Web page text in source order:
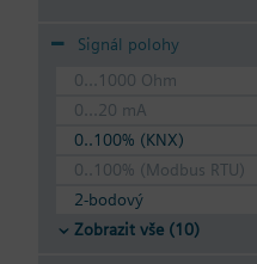
Signál polohy
0...1000 Ohm
0...20 mA
0..100% (KNX)
0..100% (Modbus RTU)
2-bodový
Zobrazit vše (10)